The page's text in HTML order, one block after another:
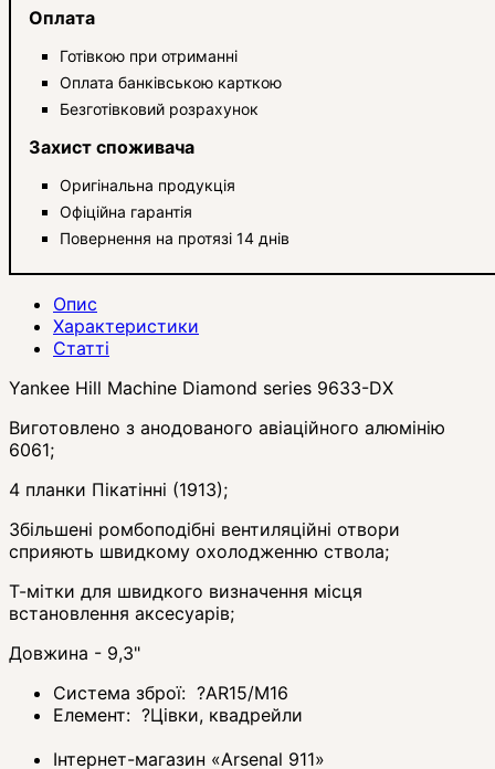
Оплата
Готівкою при отриманні
Оплата банківською карткою
Безготівковий розрахунок
Захист споживача
Оригінальна продукція
Офіційна гарантія
Повернення на протязі 14 днів
Опис
Характеристики
Статті
Yankee Hill Machine Diamond series 9633-DX
Виготовлено з анодованого авіаційного алюмінію
6061;
4 планки Пікатінні (1913);
Збільшені ромбоподібні вентиляційні отвори
сприяють швидкому охолодженню ствола;
Т-мітки для швидкого визначення місця
встановлення аксесуарів;
Довжина - 9,3"
Система зброї: ?AR15/M16
Елемент: ?Цівки, квадрейли
Інтернет-магазин «Arsenal 911»